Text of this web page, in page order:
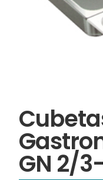
GN 2/